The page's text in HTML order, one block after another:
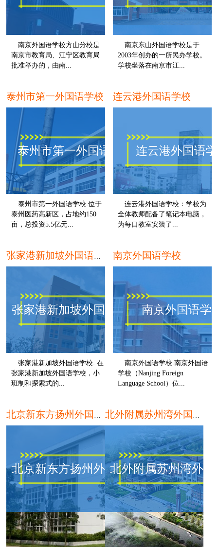
南京外国语学校方山分校是
南京市教育局、江宁区教育局
批准举办的，由南...
南京东山外国语学校是于
2003年创办的一所民办学校。
学校坐落在南京市江...
泰州市第一外国语学校
泰州市第一外国语学校
泰州市第一外国语学校:位于
泰州医药高新区，占地约150
亩，总投资5.5亿元...
连云港外国语学校
连云港外国语
连云港外国语学校：学校为
全体教师配备了笔记本电脑，
为每口教室安装了...
张家港新加坡外国语学校
张家港新加坡外国语学校: 在
张家港新加坡外国语学校，小
班制和探索式的...
南京外国语学校
南京外国语学
南京外国语学校:南京外国语
学校（Nanjing Foreign
Language School）位...
北京新东方扬州外国语学北外附属苏州湾外国